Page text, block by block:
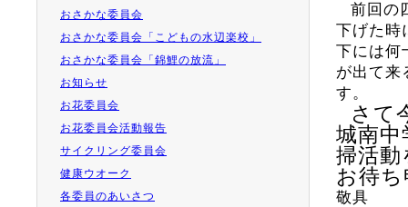
おさかな委員会
おさかな委員会「こどもの水辺楽校」
おさかな委員会「錦鯉の放流」
お知らせ
お花委員会
お花委員会活動報告
サイクリング委員会
健康ウオーク
各委員のあいさつ
前回の
下げた時
下には何
が出て来
す。
さて
城南中
掃活
お待
敬具